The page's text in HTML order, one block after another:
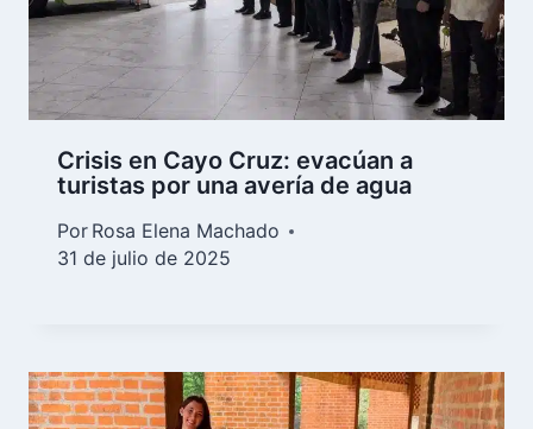
Crisis en Cayo Cruz: evacúan a
turistas por una avería de agua
Por Rosa Elena Machado
31 de julio de 2025